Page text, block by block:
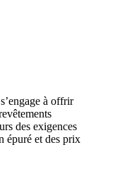
à offrir
des exigences
épuré et des prix